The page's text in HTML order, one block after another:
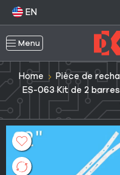
EN
Menu
Home Pièce de
ES-063 Kit de 2